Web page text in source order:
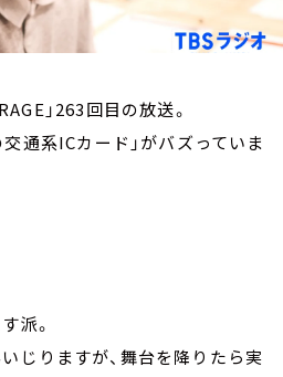
」263回目の放送。
交通系ICカード」がバズっていま
派。
じりますが、舞台を降りたら実